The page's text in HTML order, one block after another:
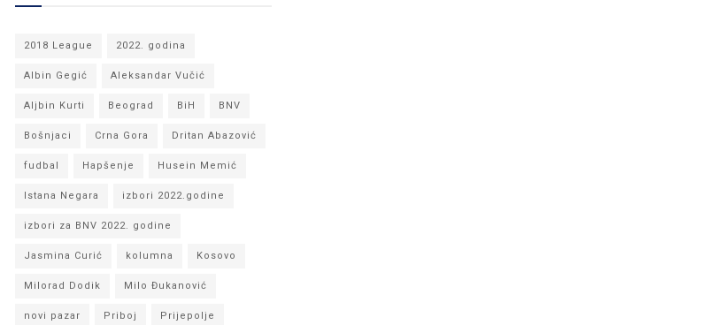
2018 League 2022. godina
Albin Gegić Aleksandar Vučić
Aljbin Kurti Beograd BiH BNV
Bošnjaci Crna Gora Dritan Abazović
fudbal Hapšenje Husein Memić
Istana Negara izbori 2022.godine
izbori za BNV 2022. godine
Jasmina Curić kolumna Kosovo
Milorad Dodik Milo Đukanović
novi pazar Priboj Prijepolje